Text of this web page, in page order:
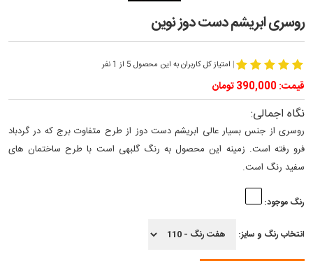
روسری ابریشم دست دوز نوین
| امتیاز کل کاربران به این محصول 5 از 1 نفر
قیمت: 390,000 تومان
نگاه اجمالی:
روسری از جنس بسیار عالی ابریشم دست دوز از طرح متفاوت برج که در گردباد
فرو رفته است. زمینه این محصول به رنگ گلبهی است با طرح ساختمان های
سفید رنگ است.
رنگ موجود:
انتخاب رنگ و سایز: